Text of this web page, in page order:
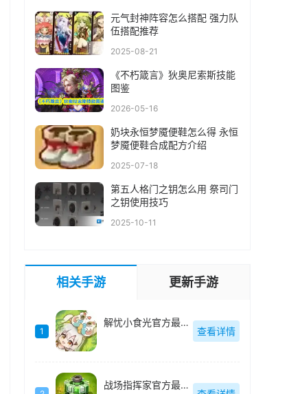
元气封神阵容怎么搭配 强力队
伍搭配推荐
2025-08-21
《不朽箴言》狄奥尼索斯技能
图鉴
2026-05-16
奶块永恒梦魇便鞋怎么得 永恒
梦魇便鞋合成配方介绍
2025-07-18
第五人格门之钥怎么用 祭司门
之钥使用技巧
2025-10-11
相关手游 更新手游
1
解忧小食光官方最新版
查看详情
战场指挥家官方最新版